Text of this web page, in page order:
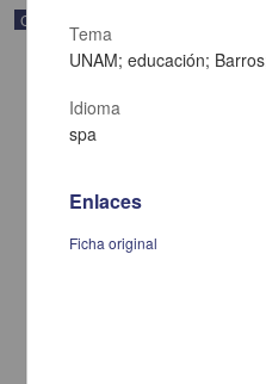
Correspondencia postal
Tema
UNAM; educación;
Idioma
spa
Enlaces
Ficha original